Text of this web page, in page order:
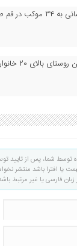
در قم طی یک ماه گذشته
بالای ۲۰ خانوار قم گازدار شد
توسط شما، پس از تایید
یا افترا باشد منتشر
زبان فارسی یا غیر مرتبط